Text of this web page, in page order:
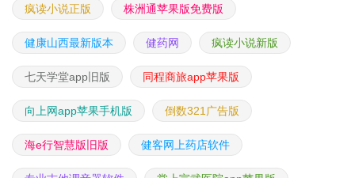
疯读小说正版 株洲通苹果版免费版
健康山西最新版本 健药网 疯读小说新版
七天学堂app旧版 同程商旅app苹果版
向上网app苹果手机版 倒数321广告版
海e行智慧版旧版 健客网上药店软件